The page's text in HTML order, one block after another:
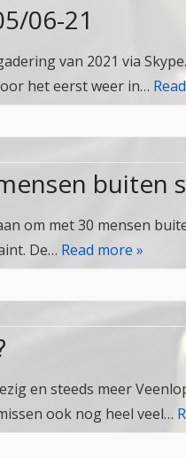
06-21
van 2021 via
het eerst weer in…
buiten
om met 30 mensen
De… Read more »
en steeds meer
ook nog heel veel…